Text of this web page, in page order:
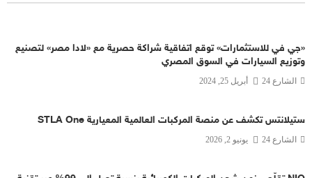
«جي في للاستثمارات» توقع اتفاقية شراكة حصرية مع «لادا مصر» لتصنيع
وتوزيع السيارات في السوق المصري
الشارع 24 أبريل 25, 2024
ستيلانتس تكشف عن منصة المركبات العالمية المعيارية STLA One
الشارع 24 يونيو 2, 2026